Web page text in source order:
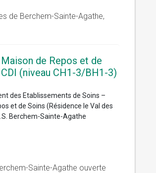
de Berchem-Sainte-Agathe,
de Repos et de
(niveau CH1-3/BH1-3)
des Etablissements de Soins –
et de Soins (Résidence le Val des
Berchem-Sainte-Agathe
Sainte-Agathe ouverte